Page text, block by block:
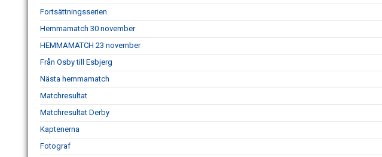
Fortsättningsserien
Hemmamatch 30 november
HEMMAMATCH 23 november
Från Osby till Esbjerg
Nästa hemmamatch
Matchresultat
Matchresultat Derby
Kaptenerna
Fotograf